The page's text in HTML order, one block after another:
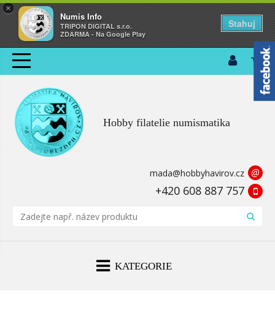
×
Numis Info
TRIPON DIGITAL s.r.o.
ZDARMA - Na Google Play
Stahuj
Hobby filatelie numismatika
mada@hobbyhavirov.cz @
+420 608 887 757
KATEGORIE